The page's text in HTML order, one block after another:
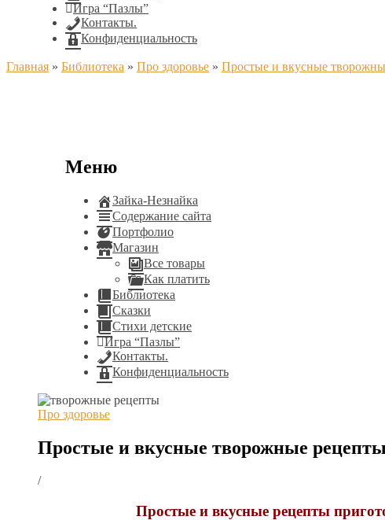
Игра “Пазлы”
Контакты.
Конфиденциальность
Главная » Библиотека » Про здоровье » Простые и вкусные
Меню
Зайка-Незнайка
Содержание сайта
Портфолио
Магазин
Все товары
Как платить
Библиотека
Сказки
Стихи детские
Игра “Пазлы”
Контакты.
Конфиденциальность
Про здоровье
Простые и вкусные творожные
/
Простые и вкусные рецепты